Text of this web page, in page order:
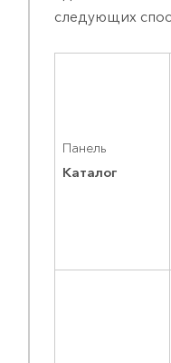
следующих
Панель
Каталог